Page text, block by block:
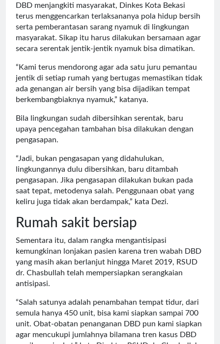
DBD menjangkiti masyarakat, Dinkes Kota Bekasi
terus menggencarkan terlaksananya pola hidup bersih
serta pemberantasan sarang nyamuk di lingkungan
masyarakat. Sikap itu harus dilakukan bersamaan agar
secara serentak jentik-jentik nyamuk bisa dimatikan.
“Kami terus mendorong agar ada satu juru pemantau
jentik di setiap rumah yang bertugas memastikan tidak
ada genangan air bersih yang bisa dijadikan tempat
berkembangbiaknya nyamuk,” katanya.
Bila lingkungan sudah dibersihkan serentak, baru
upaya pencegahan tambahan bisa dilakukan dengan
pengasapan.
“Jadi, bukan pengasapan yang didahulukan,
lingkungannya dulu dibersihkan, baru ditambah
pengasapan. Jika pengasapan dilakukan bukan pada
saat tepat, metodenya salah. Penggunaan obat yang
keliru juga tidak akan berdampak,” kata Dezi.
Rumah sakit bersiap
Sementara itu, dalam rangka mengantisipasi
kemungkinan lonjakan pasien karena tren wabah DBD
yang masih akan berlanjut hingga Maret 2019, RSUD
dr. Chasbullah telah mempersiapkan serangkaian
antisipasi.
“Salah satunya adalah penambahan tempat tidur, dari
semula hanya 450 unit, bisa kami siapkan sampai 700
unit. Obat-obatan penanganan DBD pun kami siapkan
agar mencukupi jumlahnya bilamana tren kasus DBD